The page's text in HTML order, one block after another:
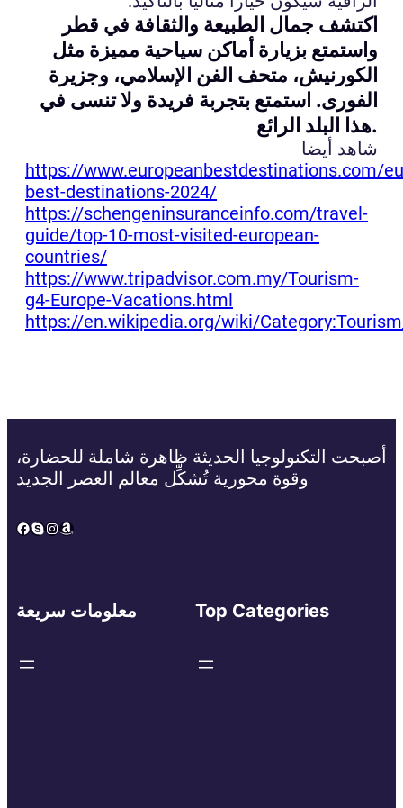
اكتشف جمال الطبيعة والثقافة في قطر
واستمتع بزيارة أماكن سياحية مميزة مثل
الكورنيش، متحف الفن الإسلامي، وجزيرة
الفورى. استمتع بتجربة فريدة ولا تنسى في
هذا البلد الرائع.
شاهد أيضا
https://www.europeanbestdestinations.com/
best-destinations-2024/
https://schengeninsuranceinfo.com/travel-
guide/top-10-most-visited-european-
countries/
https://www.tripadvisor.com.my/Tourism-
g4-Europe-Vacations.html
https://en.wikipedia.org/wiki/
أصبحت التكنولوجيا الحديثة ظاهرة شاملة للحضارة،
وقوة محورية تُشكِّل معالم العصر الجديد
Facebook
Skype
Instagram
Amazon
معلومات سريعة Top Categories